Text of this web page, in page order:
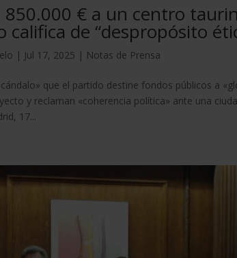
850.000 € a un centro
califica de “despropósito
| Jul 17, 2025 | Notas de Prensa
que el partido destine fondos públicos a
y reclaman «coherencia política» ante una
17...